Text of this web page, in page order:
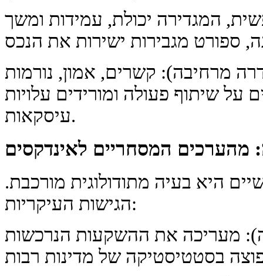
המגדירה יכולת, עמידות ומשך
מרחיבה): קשרים, אמון, נורמות
על שיתוף פעולה ומורידים עלויות
עיסקאות.
מהערכים המסחריים לאינדקסים
היא בעיה מתודולוגית מורכבת.
הגישות העיקריות:
מעריכה את ההשקעות הנרכשות